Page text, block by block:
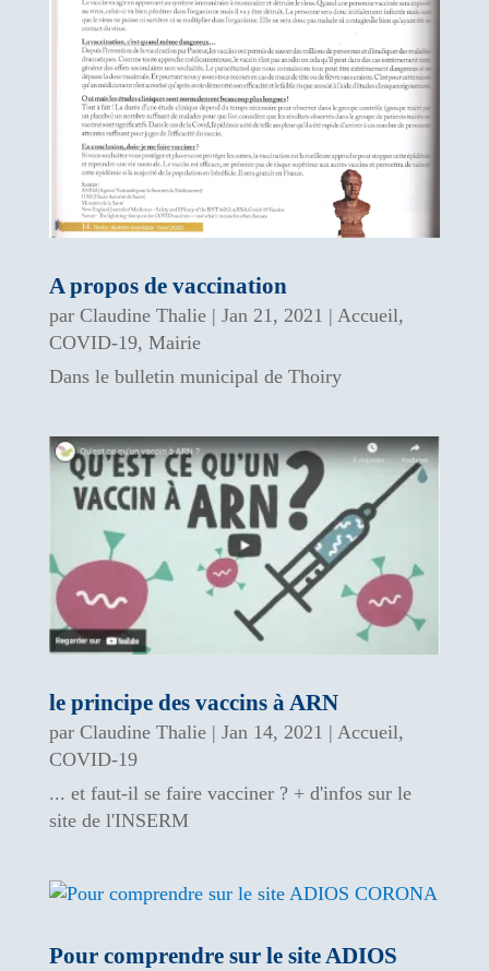
A propos de vaccination
par Claudine Thalie| Jan 21, 2021 | Accueil,
COVID-19, Mairie
Dans le bulletin municipal de Thoiry
le principe des vaccins à ARN
par Claudine Thalie| Jan 14, 2021 | Accueil,
COVID-19
... et faut-il se faire vacciner ? + d'infos sur le
site de l'INSERM
Pour comprendre sur le site ADIOS